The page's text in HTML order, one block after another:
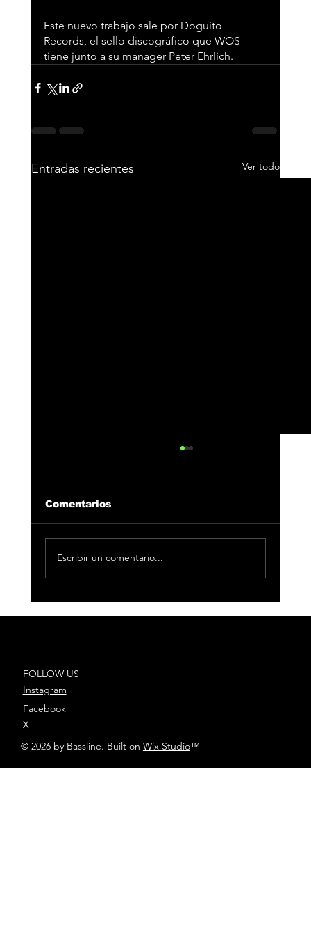
Este nuevo trabajo sale por Doguito
Records, el sello discográfico que WOS
tiene junto a su manager Peter Ehrlich.
Entradas recientes Ver todo
Comentarios
Escribir un comentario...
FOLLOW US
Instagram
Facebook
X
© 2026 by Bassline. Built on Wix Studio™